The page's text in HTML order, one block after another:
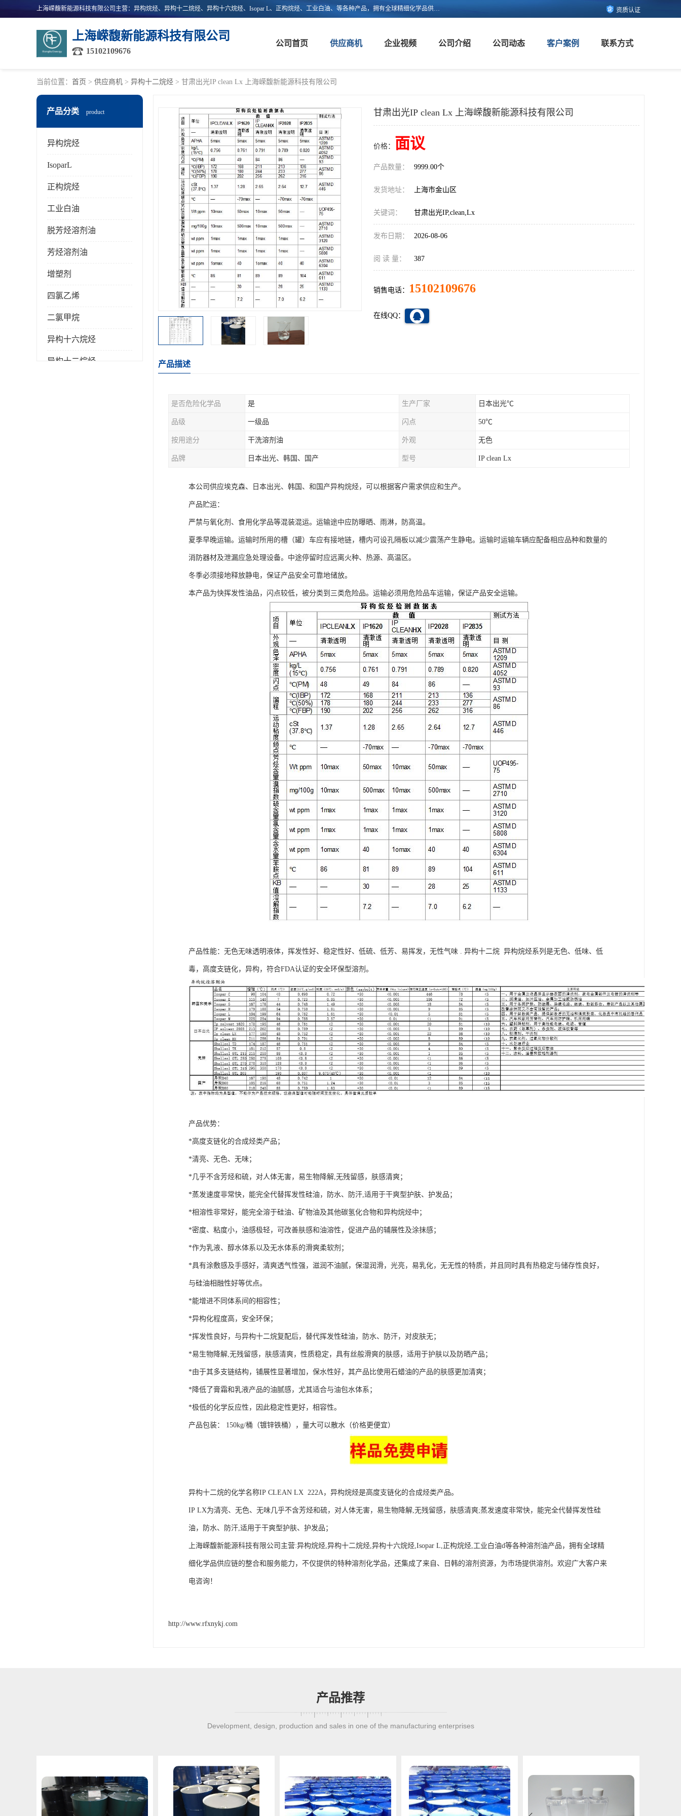
上海嵘馥新能源科技有限公司主营：异构烷烃、异构十二烷烃、异构十六烷烃、Isopar L、正构烷烃、工业白油、等各种产品，拥有全球精细化学品供应链的整合和服务能力，不仅提供自主研发的特种溶剂化学品，还集成了来自欧美、日韩的优质溶剂资源，为市场提供世界级优质溶剂。欢迎广大客户来电咨询！ 资质认证
上海嵘馥新能源科技有限公司
15102109676
公司首页 供应商机 企业视频 公司介绍 公司动态 客户案例 联系方式
当前位置： 首页 > 供应商机 > 异构十二烷烃 > 甘肃出光IP clean Lx 上海嵘馥新能源科技有限公司
产品分类 product
异构烷烃
IsoparL
正构烷烃
工业白油
脱芳烃溶剂油
芳烃溶剂油
增塑剂
四氯乙烯
二氯甲烷
异构十六烷烃
异构十二烷烃
甘肃出光IP clean Lx 上海嵘馥新能源科技有限公司
价格： 面议
产品数量： 9999.00个
发货地址： 上海市金山区
关键词： 甘肃出光IP,clean,Lx
发布日期： 2026-08-06
阅 读 量： 387
销售电话： 15102109676
在线QQ：
产品描述
是否危险化学品 是 生产厂家 日本出光℃
品级 一级品 闪点 50℃
按用途分 干洗溶剂油 外观 无色
品牌 日本出光、韩国、国产 型号 IP clean Lx
本公司供应埃克森、日本出光、韩国、和国产异构烷烃，可以根据客户需求供应和生产。
产品贮运：
严禁与氧化剂、食用化学品等混装混运。运输途中应防曝晒、雨淋，防高温。
夏季早晚运输。运输时所用的槽（罐）车应有接地链，槽内可设孔隔板以减少震荡产生静电。运输时运输车辆应配备相应品种和数量的
消防器材及泄漏应急处理设备。中途停留时应远离火种、热源、高温区。
冬季必须接地释放静电，保证产品安全可靠地储放。
本产品为快挥发性油品，闪点较低，被分类到三类危险品。运输必须用危险品车运输，保证产品安全运输。
产品性能：无色无味透明液体，挥发性好、稳定性好、低硫、低芳、易挥发，无性气味 . 异构十二烷 异构烷烃系列是无色、低味、低
毒，高度支链化，异构，符合FDA认证的安全环保型溶剂。
产品优势：
*高度支链化的合成烃类产品；
*清亮、无色、无味；
*几乎不含芳烃和硫，对人体无害，易生物降解,无残留感，肤感清爽；
*蒸发速度非常快，能完全代替挥发性硅油，防水、防汗,适用于干爽型护肤、护发品；
*相溶性非常好，能完全溶于硅油、矿物油及其他碳氢化合物和异构烷烃中；
*密度、粘度小，油感极轻，可改善肤感和油溶性，促进产品的辅展性及涂抹感；
*作为乳液、醇水体系以及无水体系的滑爽柔软剂；
*具有涂敷感及手感好，清爽透气性强，滋润不油腻，保湿润滑，光亮，易乳化，无无性的特质，并且同时具有热稳定与储存性良好，
与硅油相融性好等优点。
*能增进不同体系间的相容性；
*异构化程度高，安全环保；
*挥发性良好，与异构十二烷复配后，替代挥发性硅油，防水、防汗，对皮肤无；
*易生物降解,无残留感，肤感清爽，性质稳定，具有丝般滑爽的肤感，适用于护肤以及防晒产品；
*由于其多支链结构，铺展性显著增加，保水性好，其产品比使用石蜡油的产品的肤感更加清爽；
*降低了膏霜和乳液产品的油腻感，尤其适合与油包水体系；
*极低的化学反应性，因此稳定性更好，相容性。
产品包装： 150kg/桶（镀锌铁桶），量大可以散水（价格更便宜）
异构十二烷的化学名称IP CLEAN LX 222A，异构烷烃是高度支链化的合成烃类产品。
IP LX为清亮、无色、无味几乎不含芳烃和硫，对人体无害，易生物降解,无残留感，肤感清爽;蒸发速度非常快，能完全代替挥发性硅
油，防水、防汗,适用于干爽型护肤、护发品；
上海嵘馥新能源科技有限公司主营:异构烷烃,异构十二烷烃,异构十六烷烃,Isopar L,正构烷烃,工业白油d等各种溶剂油产品，拥有全球精
细化学品供应链的整合和服务能力，不仅提供的特种溶剂化学品，还集成了来自、日韩的溶剂资源，为市场提供溶剂。欢迎广大客户来
电咨询！
http://www.rfxnykj.com
产品推荐
Development, design, production and sales in one of the manufacturing enterprises